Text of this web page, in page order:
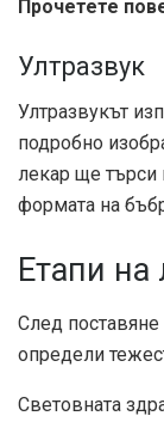
Прочетете
Ултразвук
Ултразвукът
подробно
лекар ще
формата на
Етапи на
След
определи
Световната